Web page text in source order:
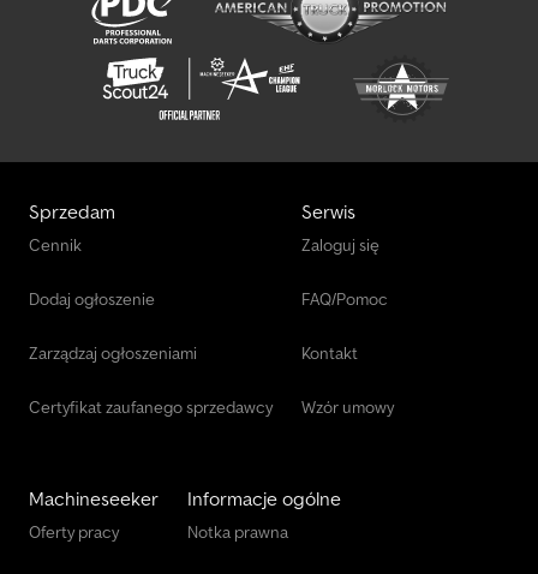
Sprzedam
Cennik
Dodaj ogłoszenie
Zarządzaj ogłoszeniami
Certyfikat zaufanego sprzedawcy
Serwis
Zaloguj się
FAQ/Pomoc
Kontakt
Wzór umowy
Machineseeker
Oferty pracy
Informacje ogólne
Notka prawna